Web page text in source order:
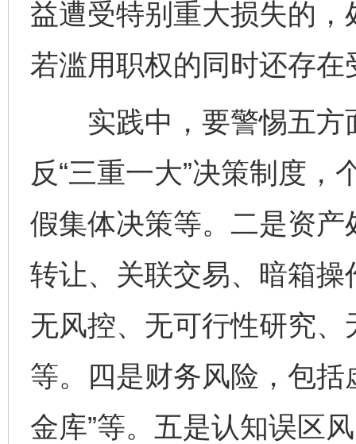
益遭受特别重大损失的
若滥用职权的同时还存
实践中，要警惕五方
反“三重一大”决策制度
假集体决策等。二是资
转让、关联交易、暗箱
无风控、无可行性研究
等。四是财务风险，包括
金库”等。五是认知误区